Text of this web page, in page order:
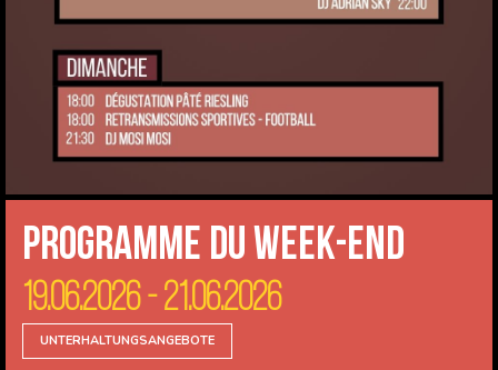
Programme du Week-end
19.06.2026 - 21.06.2026
UNTERHALTUNGSANGEBOTE